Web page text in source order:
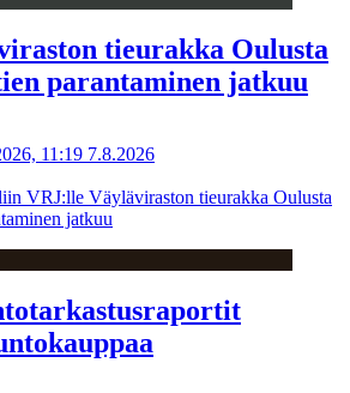
tieurakka Oulusta
parantaminen jatkuu
11:19 7.8.2026
VRJ:lle Väyläviraston tieurakka Oulusta
jatkuu